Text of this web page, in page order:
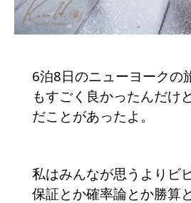
6泊8日のニューヨークの
もすごく良かったんだけ
だことがあったよ。
私はみんなが思うよりビ
保証とか確率論とか勝算